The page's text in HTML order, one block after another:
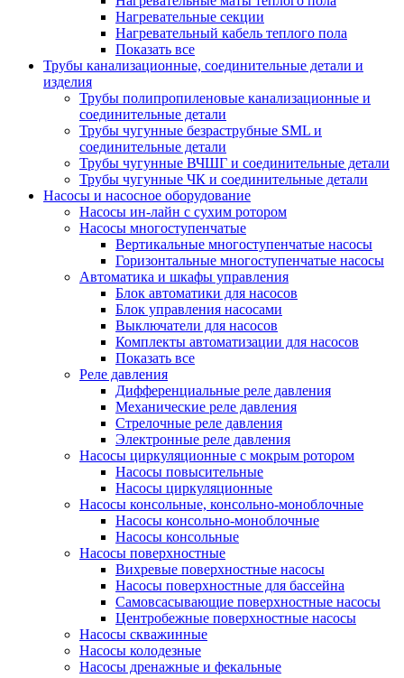
Нагревательные секции
Нагревательный кабель теплого пола
Показать все
Трубы канализационные, соединительные детали и
изделия
Трубы полипропиленовые канализационные и
соединительные детали
Трубы чугунные безраструбные SML и
соединительные детали
Трубы чугунные ВЧШГ и соединительные детали
Трубы чугунные ЧК и соединительные детали
Насосы и насосное оборудование
Насосы ин-лайн с сухим ротором
Насосы многоступенчатые
Вертикальные многоступенчатые насосы
Горизонтальные многоступенчатые насосы
Автоматика и шкафы управления
Блок автоматики для насосов
Блок управления насосами
Выключатели для насосов
Комплекты автоматизации для насосов
Показать все
Реле давления
Дифференциальные реле давления
Механические реле давления
Стрелочные реле давления
Электронные реле давления
Насосы циркуляционные с мокрым ротором
Насосы повысительные
Насосы циркуляционные
Насосы консольные, консольно-моноблочные
Насосы консольно-моноблочные
Насосы консольные
Насосы поверхностные
Вихревые поверхностные насосы
Насосы поверхностные для бассейна
Самовсасывающие поверхностные насосы
Центробежные поверхностные насосы
Насосы скважинные
Насосы колодезные
Насосы дренажные и фекальные